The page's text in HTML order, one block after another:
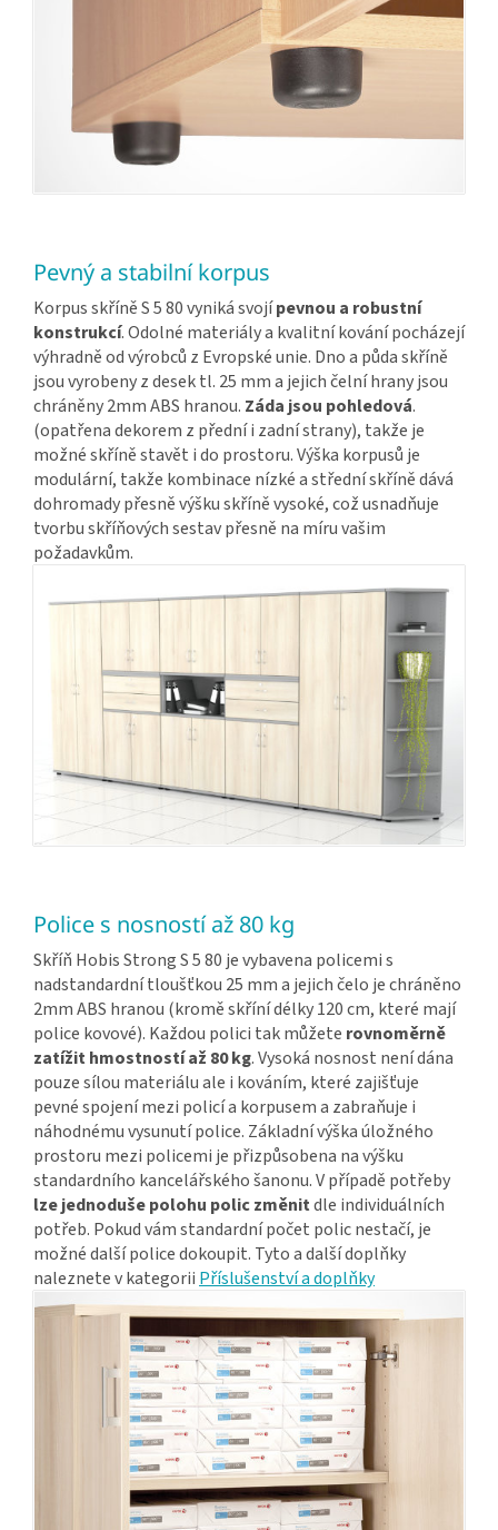
Pevný a stabilní korpus
Korpus skříně S 5 80 vyniká svojípevnou a robustní
konstrukcí. Odolné materiály a kvalitní kování pocházejí
výhradně od výrobců z Evropské unie. Dno a půda skříně
jsou vyrobeny z desek tl. 25 mm a jejich čelní hrany jsou
chráněny 2mm ABS hranou. Záda jsou pohledová.
(opatřena dekorem z přední i zadní strany), takže je
možné skříně stavět i do prostoru. Výška korpusů je
modulární, takže kombinace nízké a střední skříně dává
dohromady přesně výšku skříně vysoké, což usnadňuje
tvorbu skříňových sestav přesně na míru vašim
požadavkům.
Police s nosností až 80 kg
Skříň Hobis Strong S 5 80 je vybavena policemi s
nadstandardní tloušťkou 25 mm a jejich čelo je chráněno
2mm ABS hranou (kromě skříní délky 120 cm, které mají
police kovové). Každou polici tak můžete rovnoměrně
zatížit hmostností až 80 kg. Vysoká nosnost není dána
pouze sílou materiálu ale i kováním, které zajišťuje
pevné spojení mezi policí a korpusem a zabraňuje i
náhodnému vysunutí police. Základní výška úložného
prostoru mezi policemi je přizpůsobena na výšku
standardního kancelářského šanonu. V případě potřeby
lze jednoduše polohu polic změnitdle individuálních
potřeb. Pokud vám standardní počet polic nestačí, je
možné další police dokoupit. Tyto a další doplňky
naleznete v kategorii Příslušenství a doplňky